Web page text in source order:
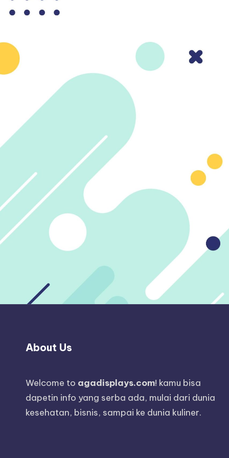
About Us
Welcome to agadisplays.com! kamu bisa
dapetin info yang serba ada, mulai dari dunia
kesehatan, bisnis, sampai ke dunia kuliner.